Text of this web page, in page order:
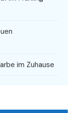
im Zuhause